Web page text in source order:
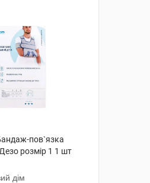
пов`язка
розмір 1 1 шт
дім